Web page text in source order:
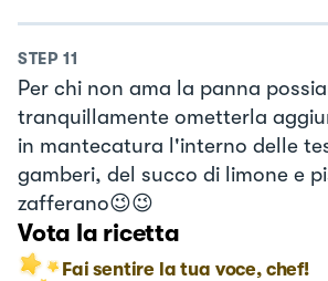
STEP 11
Per chi non ama la panna
tranquillamente ometterla
in mantecatura l'interno delle
gamberi, del succo di limone e
zafferano😉😉
Vota la ricetta
Fai sentire la tua voce, chef!